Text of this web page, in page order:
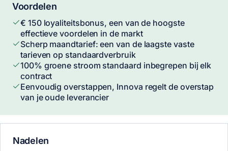
Voordelen
€ 150 loyaliteitsbonus, een van de hoogste
effectieve voordelen in de markt
Scherp maandtarief: een van de laagste vaste
tarieven op standaardverbruik
100% groene stroom standaard inbegrepen bij elk
contract
Eenvoudig overstappen, Innova regelt de overstap
van je oude leverancier
Nadelen